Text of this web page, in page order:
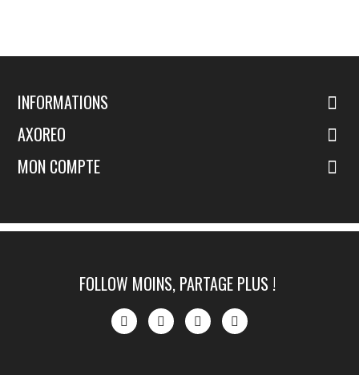
INFORMATIONS
AXOREO
MON COMPTE
FOLLOW MOINS, PARTAGE PLUS !